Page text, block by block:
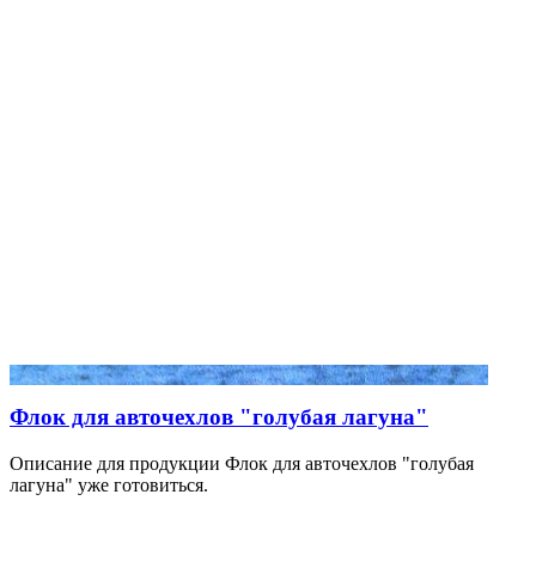
Флок для авточехлов "голубая лагуна"
Описание для продукции Флок для авточехлов "голубая
лагуна" уже готовиться.